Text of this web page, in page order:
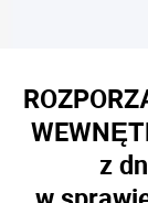
z